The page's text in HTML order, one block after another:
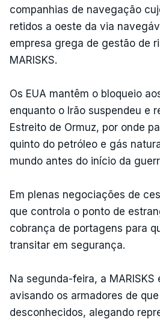
companhias de navegação
retidos a oeste da via
empresa grega de gestão de
MARISKS.
Os EUA mantêm o bloqueio
enquanto o Irão suspendeu e
Estreito de Ormuz, por onde
quinto do petróleo e gás
mundo antes do início da
Em plenas negociações de
que controla o ponto de
cobrança de portagens para
transitar em segurança.
Na segunda-feira, a MARISKS
avisando os armadores de
desconhecidos, alegando